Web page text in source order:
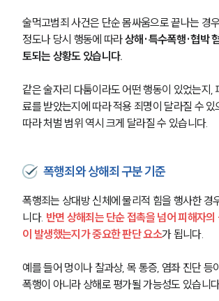
술먹고범죄 사건은 단순 몸싸움으로 끝나는 경
정도나 당시 행동에 따라 상해·특수폭행·협박
토되는 상황도 있습니다.
같은 술자리 다툼이라도 어떤 행동이 있었는지,
료를 받았는지에 따라 적용 죄명이 달라질 수 있
따라 처벌 범위 역시 크게 달라질 수 있습니다.
폭행죄와 상해죄 구분 기준
폭행죄는 상대방 신체에 물리적 힘을 행사한 경
니다. 반면 상해죄는 단순 접촉을 넘어 피해자
이 발생했는지가 중요한 판단 요소가 됩니다.
예를 들어 멍이나 찰과상, 목 통증, 염좌 진단 등
폭행이 아니라 상해로 평가될 가능성도 있습니